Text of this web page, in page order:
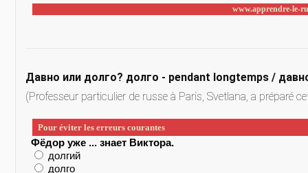
Давно или долго? долго - pendant longtemps /
(Professeur particulier de russe à Paris, Svetlana, a préparé